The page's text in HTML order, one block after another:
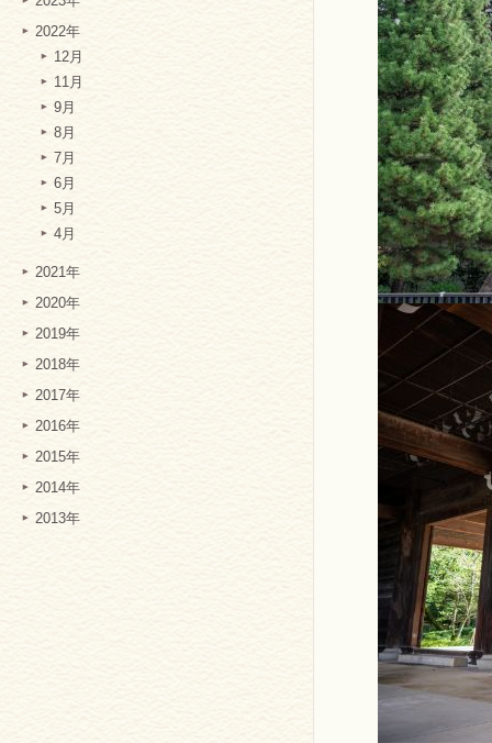
2022年
12月
11月
9月
8月
7月
6月
5月
4月
2021年
2020年
2019年
2018年
2017年
2016年
2015年
2014年
2013年